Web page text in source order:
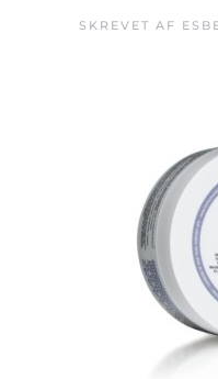
SKREVET AF